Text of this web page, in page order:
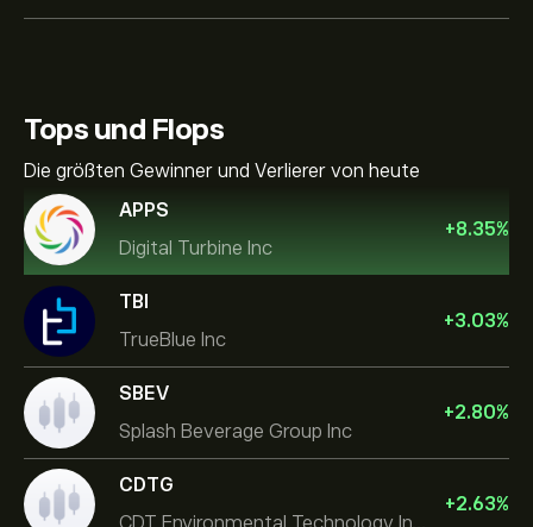
Tops und Flops
Die größten Gewinner und Verlierer von heute
APPS
Digital Turbine Inc
+8.35%
TBI
TrueBlue Inc
+3.03%
SBEV
Splash Beverage Group Inc
+2.80%
CDTG
+2.63%